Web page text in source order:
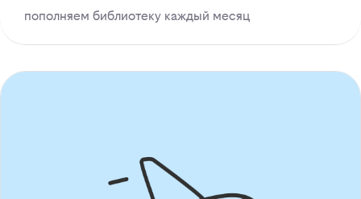
пополняем библиотеку каждый месяц